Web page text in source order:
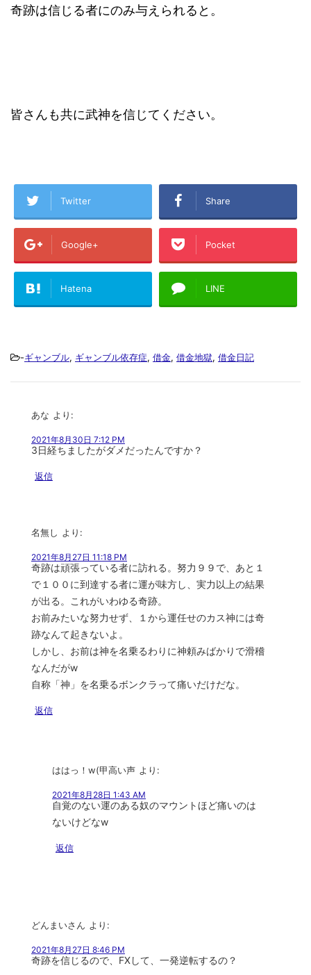
奇跡は信じる者にのみ与えられると。
皆さんも共に武神を信じてください。
Twitter Share
Google+ Pocket
Hatena LINE
-ギャンブル, ギャンブル依存症, 借金, 借金地獄, 借金日記
あな より:
2021年8月30日 7:12 PM
3日経ちましたがダメだったんですか？
返信
名無し より:
2021年8月27日 11:18 PM
奇跡は頑張っている者に訪れる。努力９９で、あと１
で１００に到達する者に運が味方し、実力以上の結果
が出る。これがいわゆる奇跡。
お前みたいな努力せず、１から運任せのカス神には奇
跡なんて起きないよ。
しかし、お前は神を名乗るわりに神頼みばかりで滑稽
なんだがw
自称「神」を名乗るボンクラって痛いだけだな。
返信
ははっ！w(甲高い声 より:
2021年8月28日 1:43 AM
自覚のない運のある奴のマウントほど痛いのは
ないけどなw
返信
どんまいさん より:
2021年8月27日 8:46 PM
奇跡を信じるので、FXして、一発逆転するの？